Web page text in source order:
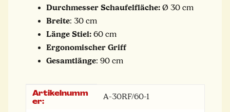
Durchmesser Schaufelfläche: Ø 30 cm
Breite: 30 cm
Länge Stiel: 60 cm
Ergonomischer Griff
Gesamtlänge: 90 cm
Produkteigenschaft
Wert
Artikelnumm
er:
A-30RF/60-1